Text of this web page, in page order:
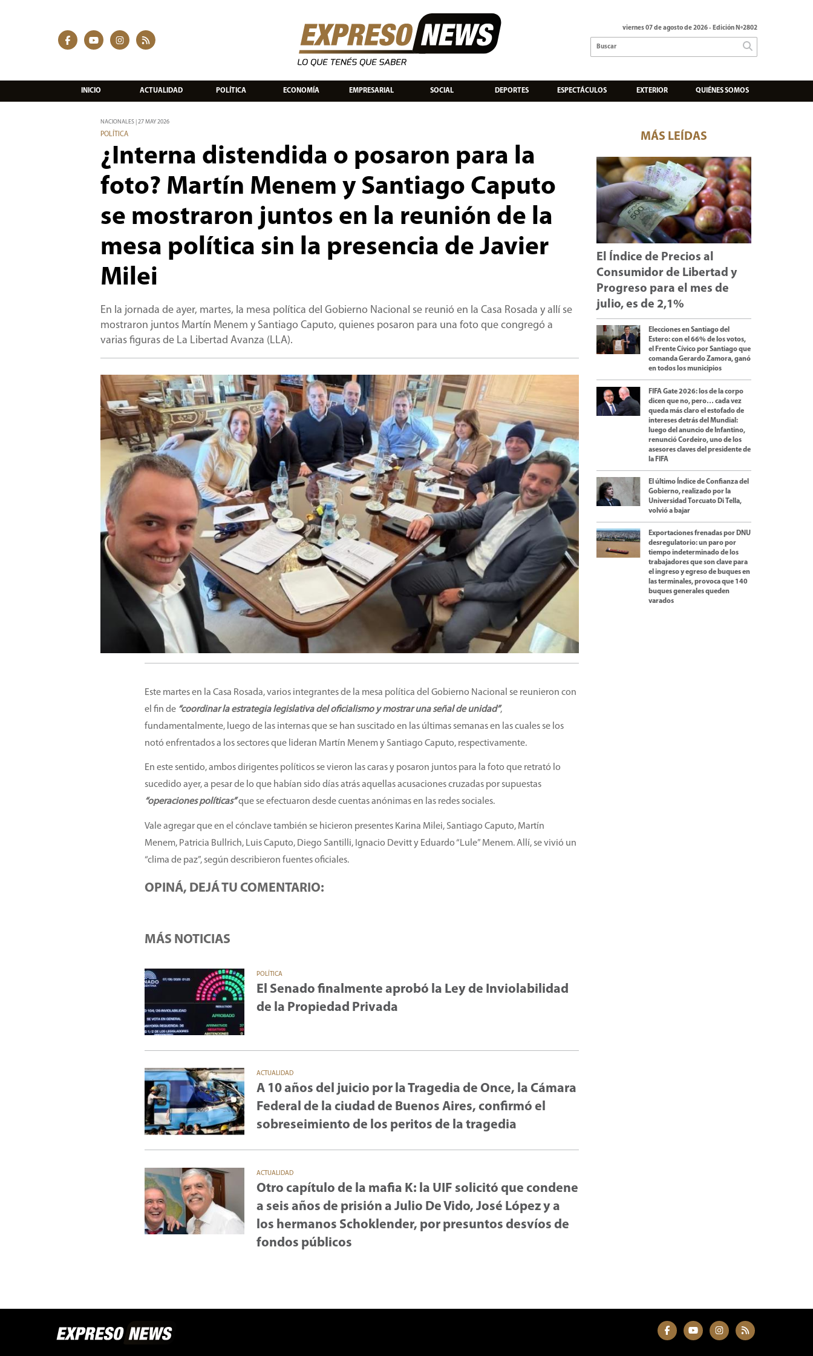
viernes 07 de agosto de 2026- Edición Nº2802
INICIO ACTUALIDAD POLÍTICA ECONOMÍA EMPRESARIAL SOCIAL DEPORTES ESPECTÁCULOS EXTERIOR QUIÉNES SOMOS
NACIONALES | 27 MAY 2026
POLÍTICA
¿Interna distendida o posaron para la
foto? Martín Menem y Santiago Caputo
se mostraron juntos en la reunión de la
mesa política sin la presencia de Javier
Milei
En la jornada de ayer, martes, la mesa política del Gobierno Nacional se reunió en la Casa Rosada y allí se
mostraron juntos Martín Menem y Santiago Caputo, quienes posaron para una foto que congregó a
varias figuras de La Libertad Avanza (LLA).
Este martes en la Casa Rosada, varios integrantes de la mesa política del Gobierno Nacional se reunieron con
el fin de “coordinar la estrategia legislativa del oficialismo y mostrar una señal de unidad”,
fundamentalmente, luego de las internas que se han suscitado en las últimas semanas en las cuales se los
notó enfrentados a los sectores que lideran Martín Menem y Santiago Caputo, respectivamente.
En este sentido, ambos dirigentes políticos se vieron las caras y posaron juntos para la foto que retrató lo
sucedido ayer, a pesar de lo que habían sido días atrás aquellas acusaciones cruzadas por supuestas
“operaciones políticas”que se efectuaron desde cuentas anónimas en las redes sociales.
Vale agregar que en el cónclave también se hicieron presentes Karina Milei, Santiago Caputo, Martín
Menem, Patricia Bullrich, Luis Caputo, Diego Santilli, Ignacio Devitt y Eduardo “Lule” Menem. Allí, se vivió un
“clima de paz”, según describieron fuentes oficiales.
OPINÁ, DEJÁ TU COMENTARIO:
MÁS NOTICIAS
POLÍTICA
El Senado finalmente aprobó la Ley de Inviolabilidad
de la Propiedad Privada
ACTUALIDAD
A 10 años del juicio por la Tragedia de Once, la Cámara
Federal de la ciudad de Buenos Aires, confirmó el
sobreseimiento de los peritos de la tragedia
ACTUALIDAD
Otro capítulo de la mafia K: la UIF solicitó que condene
a seis años de prisión a Julio De Vido, José López y a
los hermanos Schoklender, por presuntos desvíos de
fondos públicos
MÁS LEÍDAS
El Índice de Precios al
Consumidor de Libertad y
Progreso para el mes de
julio, es de 2,1%
Elecciones en Santiago del
Estero: con el 66% de los votos,
el Frente Cívico por Santiago que
comanda Gerardo Zamora, ganó
en todos los municipios
FIFA Gate 2026: los de la corpo
dicen que no, pero… cada vez
queda más claro el estofado de
intereses detrás del Mundial:
luego del anuncio de Infantino,
renunció Cordeiro, uno de los
asesores claves del presidente de
la FIFA
El último Índice de Confianza del
Gobierno, realizado por la
Universidad Torcuato Di Tella,
volvió a bajar
Exportaciones frenadas por DNU
desregulatorio: un paro por
tiempo indeterminado de los
trabajadores que son clave para
el ingreso y egreso de buques en
las terminales, provoca que 140
buques generales queden
varados